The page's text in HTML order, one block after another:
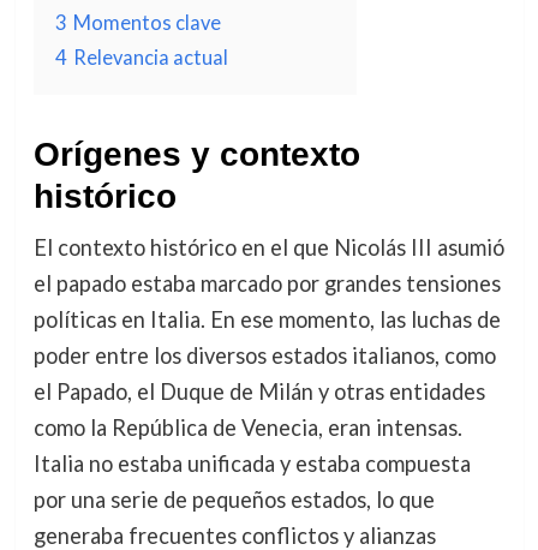
3 Momentos clave
4 Relevancia actual
Orígenes y contexto
histórico
El contexto histórico en el que Nicolás III asumió
el papado estaba marcado por grandes tensiones
políticas en Italia. En ese momento, las luchas de
poder entre los diversos estados italianos, como
el Papado, el Duque de Milán y otras entidades
como la República de Venecia, eran intensas.
Italia no estaba unificada y estaba compuesta
por una serie de pequeños estados, lo que
generaba frecuentes conflictos y alianzas